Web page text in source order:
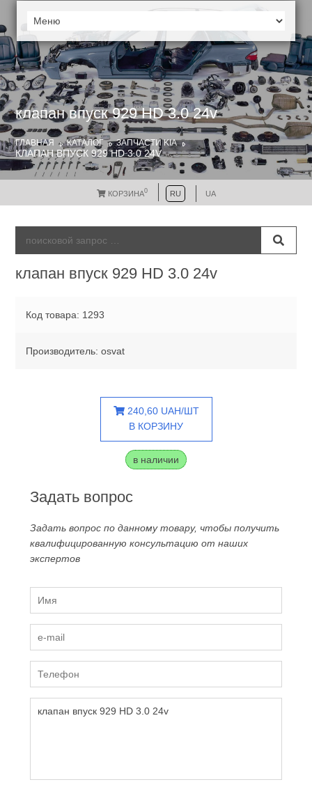
клапан впуск 929 HD 3.0 24v
ГЛАВНАЯ КАТАЛОГ ЗАПЧАСТИ KIA
КЛАПАН ВПУСК 929 HD 3.0 24V
КОРЗИНА0 RU UA
клапан впуск 929 HD 3.0 24v
Код товара: 1293
Производитель: osvat
240,60 UAH/ШТ
В КОРЗИНУ
в наличии
Задать вопрос
Задать вопрос по данному товару, чтобы получить
квалифицированную консультацию от наших
экспертов